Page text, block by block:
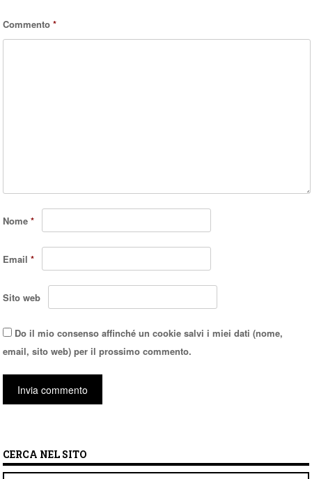
Commento*
Nome*
Email*
Sito web
Do il mio consenso affinché un cookie salvi i miei dati (nome,
email, sito web) per il prossimo commento.
CERCA NEL SITO